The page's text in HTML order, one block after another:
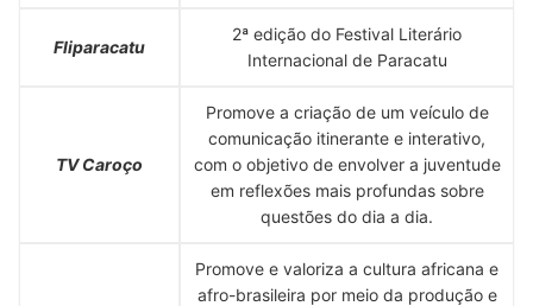
Fliparacatu
2ª edição do Festival Literário
Internacional de Paracatu
TV Caroço
Promove a criação de um veículo de
comunicação itinerante e interativo,
com o objetivo de envolver a juventude
em reflexões mais profundas sobre
questões do dia a dia.
Promove e valoriza a cultura africana e
afro-brasileira por meio da produção e